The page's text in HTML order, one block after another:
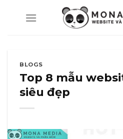
BLOGS
Top 8 mẫu
siêu đẹp